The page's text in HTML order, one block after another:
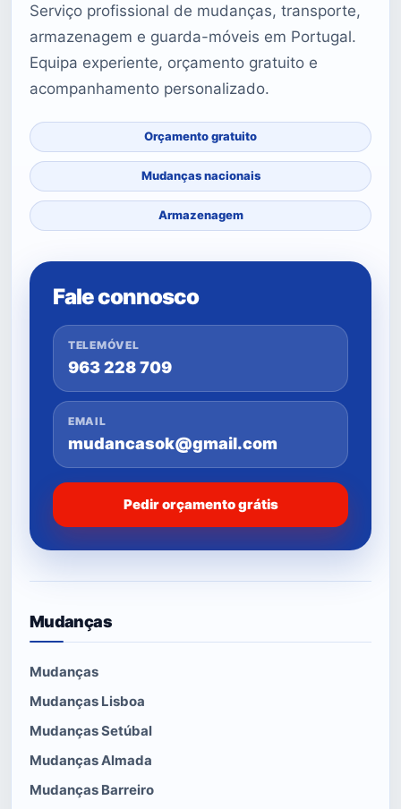
Serviço profissional de mudanças, transporte,
armazenagem e guarda-móveis em Portugal.
Equipa experiente, orçamento gratuito e
acompanhamento personalizado.
Orçamento gratuito
Mudanças nacionais
Armazenagem
Fale connosco
TELEMÓVEL
963 228 709
EMAIL
mudancasok@gmail.com
Pedir orçamento grátis
Mudanças
Mudanças
Mudanças Lisboa
Mudanças Setúbal
Mudanças Almada
Mudanças Barreiro